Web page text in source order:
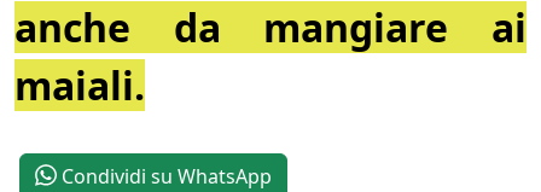
anche da mangiare ai
maiali.
Condividi su WhatsApp